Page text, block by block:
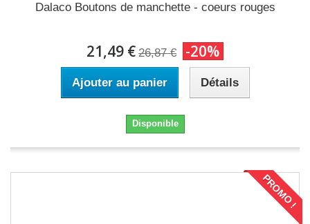
Dalaco Boutons de manchette - coeurs rouges
21,49 € 26,87 € -20%
Ajouter au panier Détails
Disponible
PROMO !